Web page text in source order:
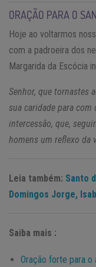
ORAÇÃO PARA O
Hoje ao voltarmos
com a padroeira dos
Margarida da Escócia
Senhor, que tornastes
sua caridade para
intercessão, que,
homens um reflexo da
Leia também: Santo
Domingos Jorge,
Saiba mais :
Oração forte para o